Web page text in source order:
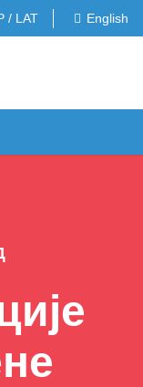
/ LAT English